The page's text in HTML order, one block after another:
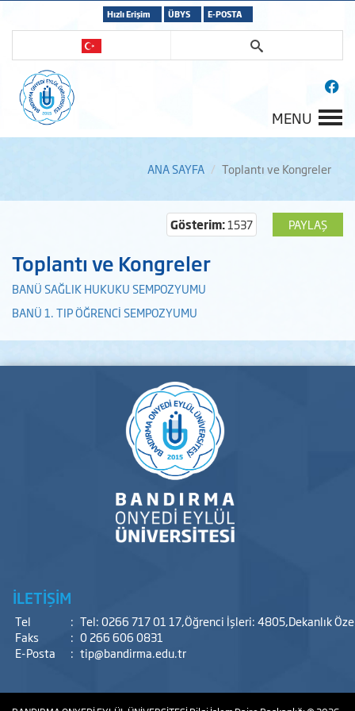
Hızlı Erişim ÜBYS E-POSTA
MENU
ANA SAYFA Toplantı ve Kongreler
PAYLAŞ
Gösterim:1537
Toplantı ve Kongreler
BANÜ SAĞLIK HUKUKU SEMPOZYUMU
BANÜ 1. TIP ÖĞRENCİ SEMPOZYUMU
İLETİŞİM
Tel : Tel: 0266 717 01 17,Öğrenci İşleri: 4805,Dekanlık
Faks
: 0 266 606 0831
E-Posta
: tip@bandirma.edu.tr